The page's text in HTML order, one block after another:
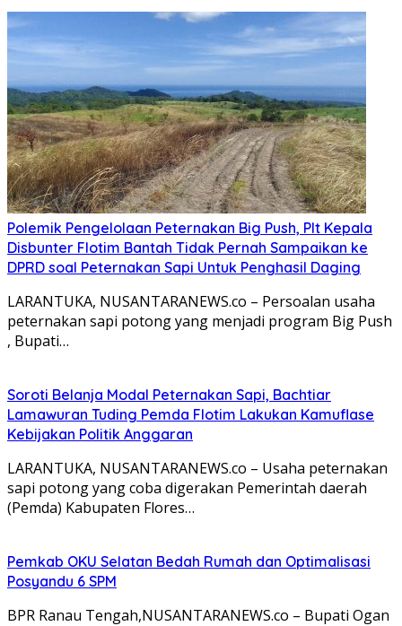
Polemik Pengelolaan Peternakan Big Push, Plt Kepala
Disbunter Flotim Bantah Tidak Pernah Sampaikan ke
DPRD soal Peternakan Sapi Untuk Penghasil Daging
LARANTUKA, NUSANTARANEWS.co – Persoalan usaha
peternakan sapi potong yang menjadi program Big Push
, Bupati…
Soroti Belanja Modal Peternakan Sapi, Bachtiar
Lamawuran Tuding Pemda Flotim Lakukan Kamuflase
Kebijakan Politik Anggaran
LARANTUKA, NUSANTARANEWS.co – Usaha peternakan
sapi potong yang coba digerakan Pemerintah daerah
(Pemda) Kabupaten Flores…
Pemkab OKU Selatan Bedah Rumah dan Optimalisasi
Posyandu 6 SPM
BPR Ranau Tengah,NUSANTARANEWS.co – Bupati Ogan